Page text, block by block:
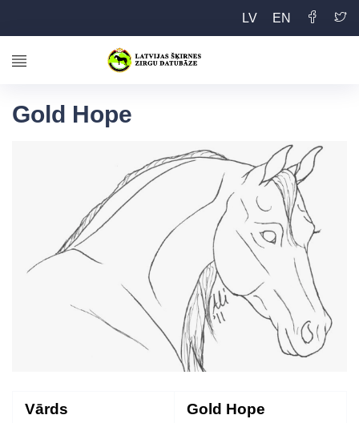
LV EN
Gold Hope
Vārds Gold Hope